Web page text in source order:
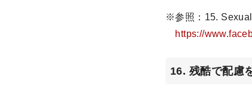
※参照：15.
https://
16. 残酷で配慮